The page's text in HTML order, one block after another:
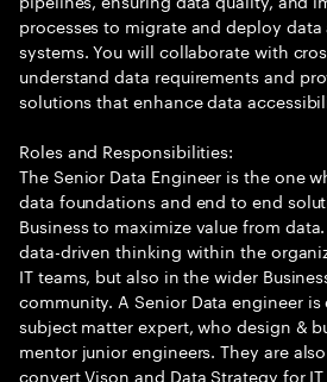
processes to migrate and deploy data
systems. You will collaborate with
understand data requirements and
solutions that enhance data
Roles and Responsibilities:
The Senior Data Engineer is the one
data foundations and end to end
Business to maximize value from
data-driven thinking within the
IT teams, but also in the wider
community. A Senior Data engineer
subject matter expert, who design &
mentor junior engineers. They are
convert Vison and Data Strategy for